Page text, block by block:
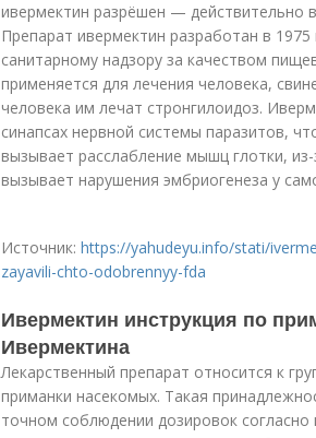
ивермектин разрёшен — действительно
Препарат ивермектин разработан в
санитарному надзору за качеством
применяется для лечения человека,
человека им лечат стронгилоидоз.
синапсах нервной системы паразитов,
вызывает расслабление мышц глотки,
вызывает нарушения эмбриогенеза у
Источник: https://yahudeyu.info/stati/
zayavili-chto-odobrennyy-fda
Ивермектин инструкция по
Ивермектина
Лекарственный препарат относится к
приманки насекомых. Такая
точном соблюдении дозировок согласно